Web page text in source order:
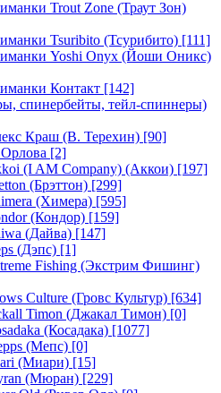
Trout Zone (Траут Зон)
Tsuribito (Тсурибито) [111]
Yoshi Onyx (Йоши Оникс)
Контакт [142]
спинербейты, тейл-спиннеры)
Краш (В. Терехин) [90]
[2]
(I AM Company) (Аккои) [197]
(Брэттон) [299]
(Химера) [595]
(Кондор) [159]
(Дайва) [147]
(Дэпс) [1]
Fishing (Экстрим Фишинг)
Culture (Гровс Культур) [634]
Timon (Джакал Тимон) [0]
(Косадака) [1077]
(Мепс) [0]
(Миари) [15]
(Мюран) [229]